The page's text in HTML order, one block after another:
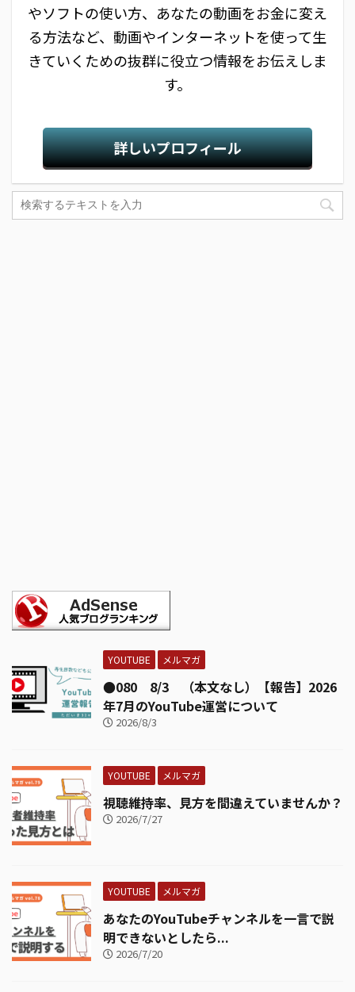
やソフトの使い方、あなたの動画をお金に変え
る方法など、動画やインターネットを使って生
きていくための抜群に役立つ情報をお伝えしま
す。
詳しいプロフィール
YOUTUBE メルマガ
●080 8/3 （本文なし）【報告】2026
年7月のYouTube運営について
2026/8/3
YOUTUBE メルマガ
視聴維持率、見方を間違えていませんか？
2026/7/27
YOUTUBE メルマガ
あなたのYouTubeチャンネルを一言で説
明できないとしたら...
2026/7/20